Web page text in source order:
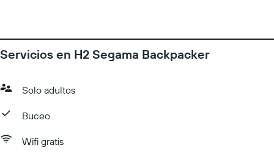
Servicios en H2 Segama Backpacker
Solo adultos
Buceo
Wifi gratis